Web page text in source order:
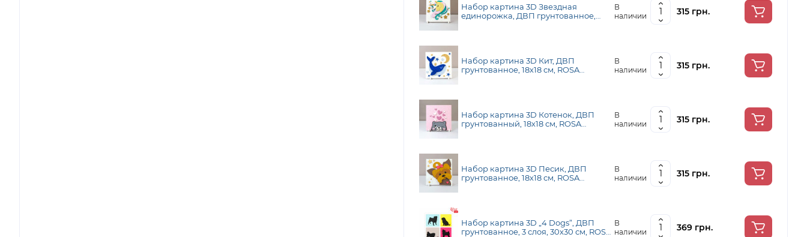
Набор картина 3D Звездная
единорожка, ДВП грунтованное,
В
наличии
315 грн.
Набор картина 3D Кит, ДВП
грунтованное, 18х18 см, ROSA
В
наличии
315 грн.
Набор картина 3D Котенок, ДВП
грунтованный, 18х18 см, ROSA
В
наличии
315 грн.
Набор картина 3D Песик, ДВП
грунтованное, 18х18 см, ROSA
В
наличии
315 грн.
Набор картина 3D „4 Dogs“, ДВП
грунтованное, 3 слоя, 30х30 см, ROSA
В
наличии
369 грн.